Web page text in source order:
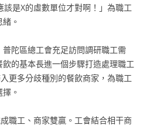
該是X的虛數單位才對啊！」為職工
。
陀區總工會充足訪問調研職工需
的基本長進一個步驟打造處理職工
更多分歧種別的餐飲商家，為職工
。
職工、商家雙贏。工會結合相干商